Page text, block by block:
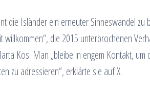
die Isländer ein erneuter Sinneswandel zu
die 2015 unterbrochenen
Kos. Man „bleibe in engem Kontakt, um
zu adressieren“, erklärte sie auf X.